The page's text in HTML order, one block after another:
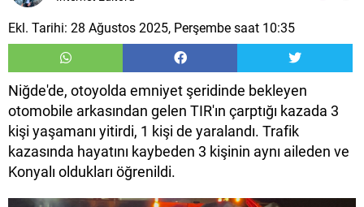
Ekl. Tarihi: 28 Ağustos 2025, Perşembe saat 10:35
Niğde'de, otoyolda emniyet şeridinde bekleyen
otomobile arkasından gelen TIR'ın çarptığı kazada 3
kişi yaşamanı yitirdi, 1 kişi de yaralandı. Trafik
kazasında hayatını kaybeden 3 kişinin aynı aileden ve
Konyalı oldukları öğrenildi.